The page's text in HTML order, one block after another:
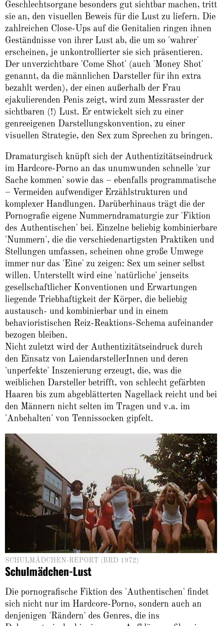
Geschlechtsorgane besonders gut sichtbar machen, tritt
sie an, den visuellen Beweis für die Lust zu liefern. Die
zahlreichen Close-Ups auf die Genitalien ringen ihnen
Geständnisse von ihrer Lust ab, die um so 'wahrer'
erscheinen, je unkontrollierter sie sich präsentieren.
Der unverzichtbare 'Come Shot' (auch 'Money Shot'
genannt, da die männlichen Darsteller für ihn extra
bezahlt werden), der einen außerhalb der Frau
ejakulierenden Penis zeigt, wird zum Messraster der
sichtbaren (!) Lust. Er entwickelt sich zu einer
genreeigenen Darstellungskonvention, zu einer
visuellen Strategie, den Sex zum Sprechen zu bringen.
Dramaturgisch knüpft sich der Authentizitätseindruck
im Hardcore-Porno an das unumwunden schnelle 'zur
Sache kommen' sowie das – ebenfalls programmatische
– Vermeiden aufwendiger Erzählstrukturen und
komplexer Handlungen. Darüberhinaus trägt die der
Pornografie eigene Nummerndramaturgie zur 'Fiktion
des Authentischen' bei. Einzelne beliebig kombinierbare
'Nummern', die die verschiedenartigsten Praktiken und
Stellungen umfassen, scheinen ohne große Umwege
immer nur das 'Eine' zu zeigen: Sex um seiner selbst
willen. Unterstellt wird eine 'natürliche' jenseits
gesellschaftlicher Konventionen und Erwartungen
liegende Triebhaftigkeit der Körper, die beliebig
austausch- und kombinierbar und in einem
behavioristischen Reiz-Reaktions-Schema aufeinander
bezogen bleiben.
Nicht zuletzt wird der Authentizitätseindruck durch
den Einsatz von LaiendarstellerInnen und deren
'unperfekte' Inszenierung erzeugt, die, was die
weiblichen Darsteller betrifft, von schlecht gefärbten
Haaren bis zum abgeblätterten Nagellack reicht und bei
den Männern nicht selten im Tragen und v.a. im
'Anbehalten' von Tennissocken gipfelt.
SCHULMÄDCHEN-REPORT (BRD 1972)
Schulmädchen-Lust
Die pornografische Fiktion des 'Authentischen' findet
sich nicht nur im Hardcore-Porno, sondern auch an
denjenigen 'Rändern' des Genres, die ins